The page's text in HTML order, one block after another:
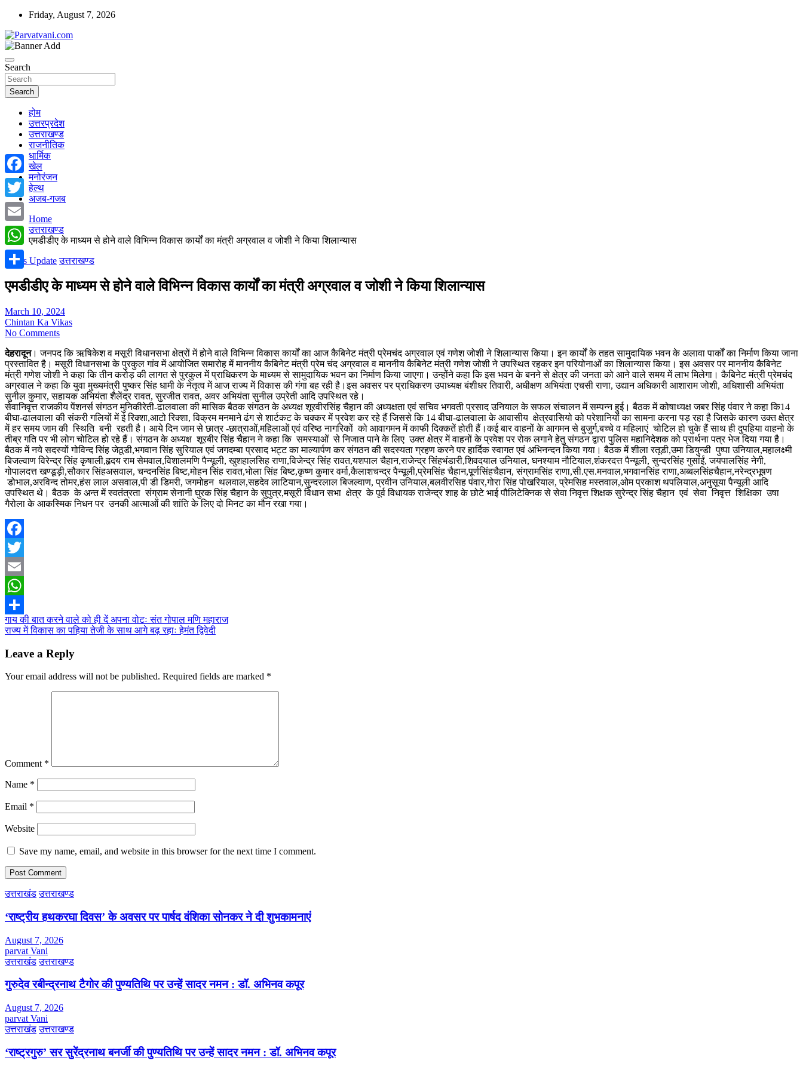
Skip
content
Friday, August 7, 2026
Parvatvani.com
Search
Search
होम
उत्तरप्रदेश
उत्तराखण्ड
राजनीतिक
धार्मिक
खेल
मनोरंजन
हेल्थ
अजब-गजब
Home
उत्तराखण्ड
एमडीडीए के माध्यम से होने वाले विभिन्न विकास कार्यों का मंत्री अग्रवाल व जोशी ने किया शिलान्यास
News Update उत्तराखण्ड
एमडीडीए के माध्यम से होने वाले विभिन्न विकास कार्यों का मंत्री अग्रवाल व जोशी ने किया शिलान्यास
March 10, 2024
Chintan Ka Vikas
No Comments
देहरादून। जनपद कि ऋषिकेश व मसूरी विधानसभा क्षेत्रों में होने वाले विभिन्न विकास कार्यों का आज कैबिनेट मंत्री प्रेमचंद अग्रवाल एवं गणेश जोशी ने शिलान्यास किया। इन कार्यों के तहत सामुदायिक भवन के अलावा पार्कों का निर्माण किया जाना
प्रस्तावित है। मसूरी विधानसभा के पुरकुल गांव में आयोजित समारोह में माननीय कैबिनेट मंत्री प्रेम चंद अग्रवाल व माननीय कैबिनेट मंत्री गणेश जोशी ने उपस्थित रहकर इन परियोनाओं का शिलान्यास किया। इस अवसर पर माननीय कैबिनेट
मंत्री गणेश जोशी ने कहा कि तीन करोड़ की लागत से पुरकुल में प्राधिकरण के माध्यम से सामुदायिक भवन का निर्माण किया जाएगा। उन्होंने कहा कि इस भवन के बनने से क्षेत्र की जनता को आने वाले समय में लाभ मिलेगा। कैबिनेट मंत्री प्रेमचंद
अग्रवाल ने कहा कि युवा मुख्यमंत्री पुष्कर सिंह धामी के नेतृत्व में आज राज्य में विकास की गंगा बह रही है।इस अवसर पर प्राधिकरण उपाध्यक्ष बंशीधर तिवारी, अधीक्षण अभियंता एचसी राणा, उद्यान अधिकारी आशाराम जोशी, अधिशासी अभियंता
सुनील कुमार, सहायक अभियंता शैलेंद्र रावत, सुरजीत रावत, अवर अभियंता सुनील उप्रेती आदि उपस्थित रहे।
सेवानिवृत्त राजकीय पेंशनर्स संगठन मुनिकीरेती-ढालवाला की मासिक बैठक संगठन के अध्यक्ष शूरवीरसिंह चैहान की अध्यक्षता एवं सचिव भगवती प्रसाद उनियाल के सफल संचालन में सम्पन्न हुई। बैठक में कोषाध्यक्ष जबर सिंह पंवार ने कहा कि14
बीघा-ढालवाला की संकरी गलियों में ई रिक्शा,आटो रिक्शा, विक्रम मनमाने ढंग से शार्टकट के चक्कर में प्रवेश कर रहे हैं जिससे कि 14 बीघा-ढालवाला के आवासीय क्षेत्रवासियो को परेशानियों का सामना करना पड़ रहा है जिसके कारण उक्त क्षेत्र
में हर समय जाम की स्थिति बनी रहती है। आये दिन जाम से छात्र -छात्राओं,महिलाओं एवं वरिष्ठ नागरिकों को आवागमन में काफी दिक्कतें होती हैं।कई बार वाहनों के आगमन से बुजुर्ग,बच्चे व महिलाएं चोटिल हो चुके हैं साथ ही दुपहिया वाहनो के
तीब्र गति पर भी लोग चोटिल हो रहे हैं। संगठन के अध्यक्ष शूरबीर सिंह चैहान ने कहा कि समस्याओं से निजात पाने के लिए उक्त क्षेत्र में वाहनों के प्रवेश पर रोक लगाने हेतु संगठन द्वारा पुलिस महानिदेशक को प्रार्थना पत्र भेज दिया गया है।
बैठक में नये सदस्यों गोविन्द सिंह जेठूडी,भगवान सिंह सुरियाल एवं जगदम्बा प्रसाद भट्ट का माल्यार्पण कर संगठन की सदस्यता ग्रहण करने पर हार्दिक स्वागत एवं अभिनन्दन किया गया। बैठक में शीला रतूडी,उमा डियुन्डी पुष्पा उनियाल,महालक्ष्मी
बिजल्वाण विरेन्द्र सिंह कृषाली,हृदय राम सेमवाल,विशालमणि पैन्यूली, खुशहालसिह राणा,विजेन्द्र सिंह रावत,यशपाल चैहान,राजेन्द्र सिंहभंडारी,शिवदयाल उनियाल, घनश्याम नौटियाल,शंकरदत्त पैन्यूली, सुन्दरसिंह गुसांईं, जयपालसिंह नेगी,
गोपालदत्त खण्डूड़ी,सौकार सिंहअसवाल, चन्दनसिंह बिष्ट,मोहन सिंह रावत,भोला सिंह बिष्ट,कृष्ण कुमार वर्मा,कैलाशचन्द्र पैन्यूली,प्रेमसिंह चैहान,पूर्णसिंहचैहान, संग्रामसिंह राणा,सी.एस.मनवाल,भगवानसिंह राणा,अब्बलसिंहचैहान,नरेन्द्रभूषण
डोभाल,अरविन्द तोमर,हंस लाल असवाल,पी डी डिमरी, जगमोहन थलवाल,सहदेव लाटियान,सुन्दरलाल बिजल्वाण, प्रवीन उनियाल,बलवीरसिह पंवार,गोरा सिंह पोखरियाल, प्रेमसिह मस्तवाल,ओम प्रकाश थपलियाल,अनुसूया पैन्यूली आदि
उपस्थित थे। बैठक के अन्त में स्वतंत्रता संग्राम सेनानी घुरक सिंह चैहान के सुपुत्र,मसूरी विधान सभा क्षेत्र के पूर्व विधायक राजेन्द्र शाह के छोटे भाई पौलिटेक्निक से सेवा निवृत्त शिक्षक सुरेन्द्र सिंह चैहान एवं सेवा निवृत्त शिक्षिका उषा
गैरोला के आकस्मिक निधन पर उनकी आत्माओं की शांति के लिए दो मिनट का मौन रखा गया।
Facebook
Twitter
Email
WhatsApp
Share
Post
navigation
गाय की बात करने वाले को ही दें अपना वोटः संत गोपाल मणि महाराज
राज्य में विकास का पहिया तेजी के साथ आगे बढ़ रहाः हेमंत द्विवेदी
Leave a Reply
Your email address will not be published. Required fields are marked *
Comment *
Name *
Email *
Website
Save my name, email, and website in this browser for the next time I comment.
उत्तराखंड उत्तराखण्ड
‘राष्ट्रीय हथकरघा दिवस’ के अवसर पर पार्षद वंशिका सोनकर ने दी शुभकामनाएं
August 7, 2026
parvat Vani
उत्तराखंड उत्तराखण्ड
गुरुदेव रबीन्द्रनाथ टैगोर की पुण्यतिथि पर उन्हें सादर नमन : डॉ. अभिनव कपूर
August 7, 2026
parvat Vani
उत्तराखंड उत्तराखण्ड
‘राष्ट्रगुरु’ सर सुरेंद्रनाथ बनर्जी की पुण्यतिथि पर उन्हें सादर नमन : डॉ. अभिनव कपूर
Facebook
Twitter
Email
WhatsApp
Share